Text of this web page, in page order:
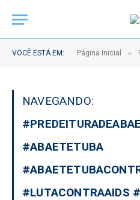
VOCÊ ESTÁ EM: Página Inicial »
NAVEGANDO:
#ABAETETUBA
#LUTACONTRAAIDS